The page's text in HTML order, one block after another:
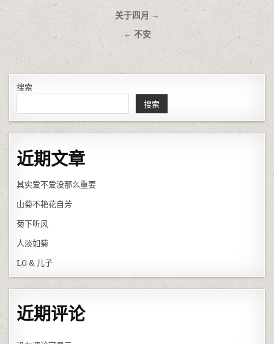
文章导航 关于四月 →
← 不安
搜索
搜索
近期文章
其实爱不爱没那么重要
山菊不艳花自芳
菊下听风
人淡如菊
LG & 儿子
近期评论